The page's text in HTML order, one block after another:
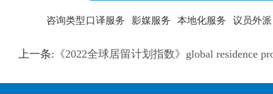
咨询类型口译服务 影媒服务 本地化服务 议员外派
训翻译 标准级 专业级 出版级 证件内容
上一条: 《2022全球居留计划指数》global residence